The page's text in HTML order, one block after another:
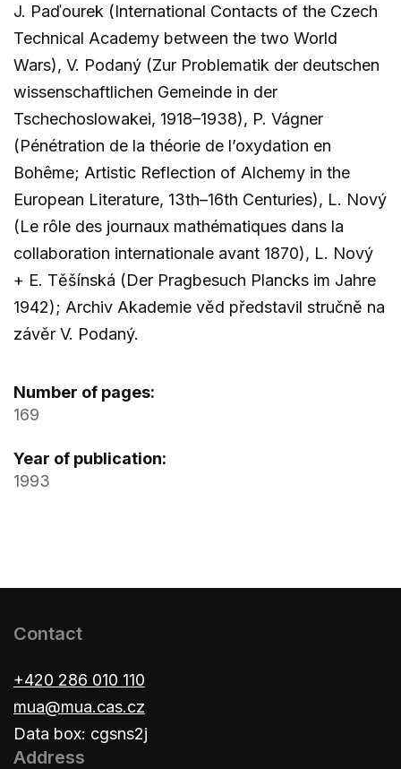
J. Paďourek (International Contacts of the Czech
Technical Academy between the two World
Wars), V. Podaný (Zur Problematik der deutschen
wissenschaftlichen Gemeinde in der
Tschechoslowakei, 1918–1938), P. Vágner
(Pénétration de la théorie de l’oxydation en
Bohême; Artistic Reflection of Alchemy in the
European Literature, 13th–16th Centuries), L. Nový
(Le rôle des journaux mathématiques dans la
collaboration internationale avant 1870), L. Nový
+ E. Těšínská (Der Pragbesuch Plancks im Jahre
1942); Archiv Akademie věd představil stručně na
závěr V. Podaný.
Number of pages:
169
Year of publication:
1993
Contact
+420 286 010 110
mua@mua.cas.cz
Data box: cgsns2j
Address